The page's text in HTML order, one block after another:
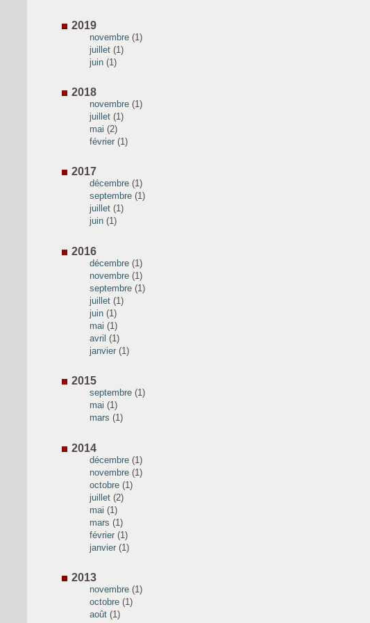
2019
novembre (1)
juillet (1)
juin (1)
2018
novembre (1)
juillet (1)
mai (2)
février (1)
2017
décembre (1)
septembre (1)
juillet (1)
juin (1)
2016
décembre (1)
novembre (1)
septembre (1)
juillet (1)
juin (1)
mai (1)
avril (1)
janvier (1)
2015
septembre (1)
mai (1)
mars (1)
2014
décembre (1)
novembre (1)
octobre (1)
juillet (2)
mai (1)
mars (1)
février (1)
janvier (1)
2013
novembre (1)
octobre (1)
août (1)